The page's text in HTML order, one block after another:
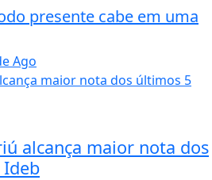
presente cabe em uma
Ago
alcança maior nota dos